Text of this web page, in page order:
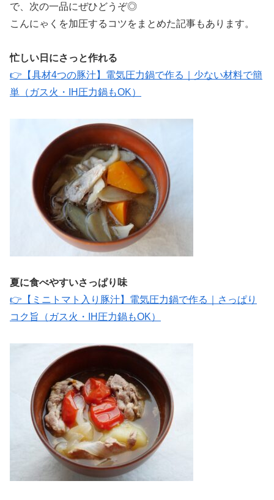
で、次の一品にぜひどうぞ◎
こんにゃくを加圧するコツをまとめた記事もあります。
忙しい日にさっと作れる
👉【具材4つの豚汁】電気圧力鍋で作る｜少ない材料で簡
単（ガス火・IH圧力鍋もOK）
夏に食べやすいさっぱり味
👉【ミニトマト入り豚汁】電気圧力鍋で作る｜さっぱり
コク旨（ガス火・IH圧力鍋もOK）